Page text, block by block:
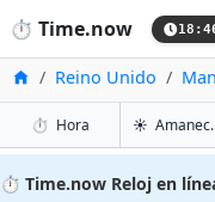
⏱️ Time.now
InicioReino Unido
⏱️ Horaen Mansfield
☀️
⏱️ Time.now Reloj en